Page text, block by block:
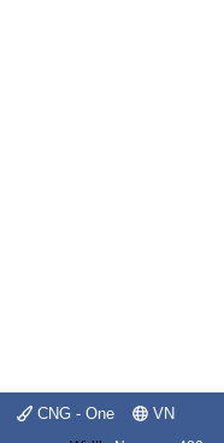
CNG - One VN